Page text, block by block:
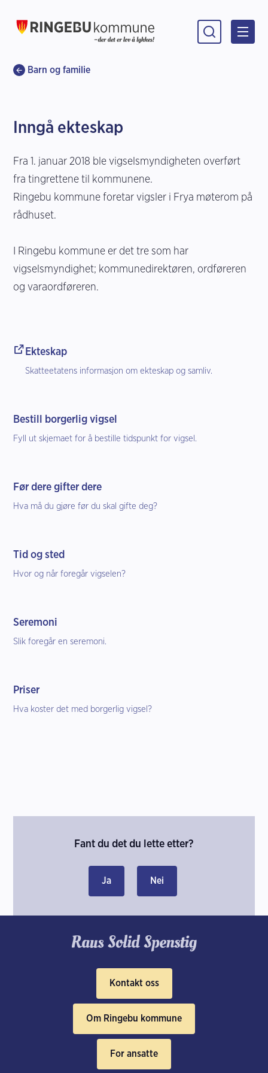
Du er her:
Barn og familie
Inngå ekteskap
Fra 1. januar 2018 ble vigselsmyndigheten overført
fra tingrettene til kommunene.
Ringebu kommune foretar vigsler i Frya møterom på
rådhuset.
I Ringebu kommune er det tre som har
vigselsmyndighet; kommunedirektøren, ordføreren
og varaordføreren.
Ekteskap
Skatteetatens informasjon om ekteskap og samliv.
Bestill borgerlig vigsel
Fyll ut skjemaet for å bestille tidspunkt for vigsel.
Før dere gifter dere
Hva må du gjøre før du skal gifte deg?
Tid og sted
Hvor og når foregår vigselen?
Seremoni
Slik foregår en seremoni.
Priser
Hva koster det med borgerlig vigsel?
Fant du det du lette etter?
Ja Nei
Kontakt oss
Om Ringebu kommune
For ansatte